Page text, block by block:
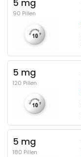
5 mg
90 Pillen
5 mg
120 Pillen
5 mg
180 Pillen